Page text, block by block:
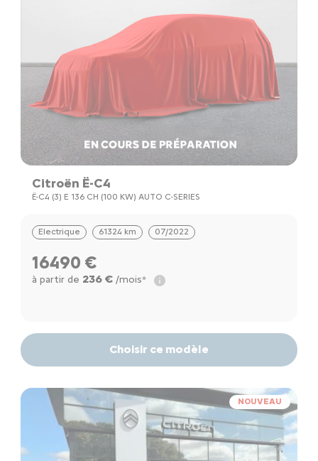
Citroën Ë-C4
Ë-C4 (3) E 136 CH (100 KW) AUTO C-SERIES
Electrique 61324 km 07/2022
16490 €
à partir de 236 €/mois*
Choisir ce modèle
NOUVEAU